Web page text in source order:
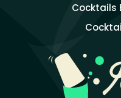
Cocktails